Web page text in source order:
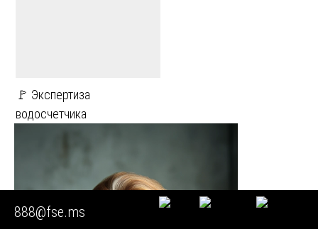
🚩 Экспертиза
водосчетчика
888@fse.ms